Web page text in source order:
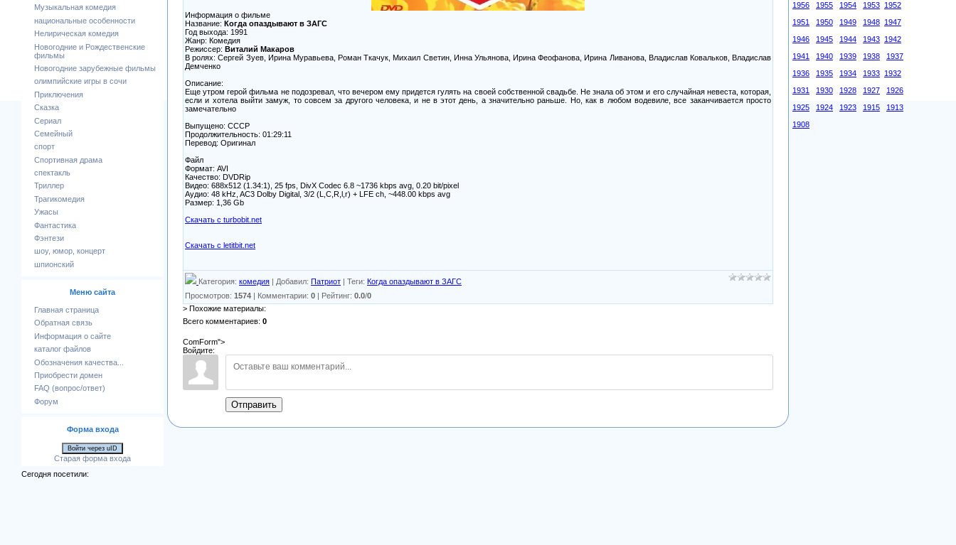
Музыкальная комедия
национальные особенности
Нелирическая комедия
Новогодние и Рождественские
фильмы
Новогодние зарубежные фильмы
олимпийские игры в сочи
Приключения
Сказка
Сериал
Семейный
спорт
Спортивная драма
спектакль
Триллер
Трагикомедия
Ужасы
Фантастика
Фэнтези
шоу, юмор, концерт
шпионский
Меню сайта
Главная страница
Обратная связь
Информация о сайте
каталог файлов
Обозначения качества...
Приобрести домен
FAQ (вопрос/ответ)
Форум
Форма входа
Войти через uID
Старая форма входа
Сегодня посетили:
Информация о фильме
Название: Когда опаздывают в ЗАГС
Год выхода: 1991
Жанр: Комедия
Режиссер: Виталий Макаров
В ролях: Сергей Зуев, Ирина Муравьева, Роман Ткачук, Михаил Светин, Инна Ульянова, Ирина Феофанова, Ирина Ливанова, Владислав Ковальков, Владислав
Демченко
Описание:
Еще утром герой фильма не подозревал, что вечером ему придется гулять на своей собственной свадьбе. Не знала об этом и его случайная невеста, которая,
если и хотела выйти замуж, то совсем за другого человека, и не в этот день, а значительно раньше. Но, как в любом водевиле, все заканчивается просто
замечательно
Выпущено: СССР
Продолжительность: 01:29:11
Перевод: Оригинал
Файл
Формат: AVI
Качество: DVDRip
Видео: 688x512 (1.34:1), 25 fps, DivX Codec 6.8 ~1736 kbps avg, 0.20 bit/pixel
Аудио: 48 kHz, AC3 Dolby Digital, 3/2 (L,C,R,l,r) + LFE ch, ~448.00 kbps avg
Размер: 1,36 Gb
Скачать с turbobit.net
Скачать с letitbit.net
Категория: комедия | Добавил: Патриот | Теги: Когда опаздывают в ЗАГС
Просмотров: 1574 | Комментарии: 0 | Рейтинг: 0.0/0
> Похожие материалы:
Всего комментариев: 0
ComForm">
Войдите:
Отправить
1956
1955 1954 1953 1952
1951
1950 1949 1948 1947
1946
1945 1944 1943 1942
1941
1940 1939 1938
1937
1936
1935 1934 1933 1932
1931
1930 1928 1927
1926
1925
1924 1923 1915
1913
1908